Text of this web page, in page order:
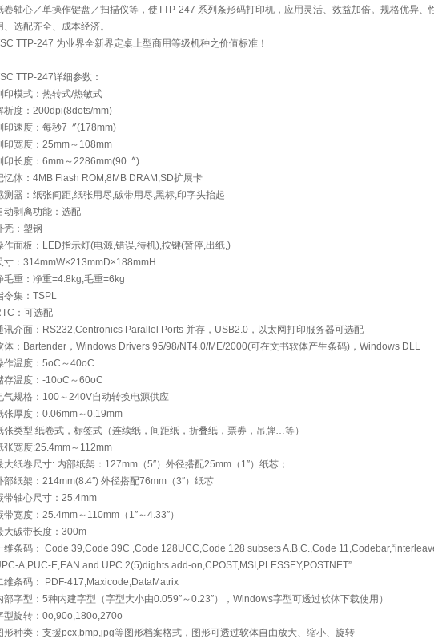
卷轴心／单操作键盘／扫描仪等，使TTP-247 系列条形码打印机，应用灵活、效益加倍。规格优异、
、选配齐全、成本经济。
TTP-247 为业界全新界定桌上型商用等级机种之价值标准！
TTP-247详细参数：
印模式：热转式/热敏式
析度：200dpi(8dots/mm)
印速度：每秒7〞(178mm)
印宽度：25mm～108mm
印长度：6mm～2286mm(90〞)
忆体：4MB Flash ROM,8MB DRAM,SD扩展卡
测器：纸张间距,纸张用尽,碳带用尽,黑标,印字头抬起
动剥离功能：选配
壳：塑钢
作面板：LED指示灯(电源,错误,待机),按键(暂停,出纸,)
寸：314mmW×213mmD×188mmH
毛重：净重=4.8kg,毛重=6kg
令集：TSPL
：可选配
讯介面：RS232,Centronics Parallel Ports 并存，USB2.0，以太网打印服务器可选配
体：Bartender，Windows Drivers 95/98/NT4.0/ME/2000(可在文书软体产生条码)，Windows DLL
作温度：5oC～40oC
存温度：-10oC～60oC
气规格：100～240V自动转换电源供应
张厚度：0.06mm～0.19mm
张类型:纸卷式，标签式（连续纸，间距纸，折叠纸，票券，吊牌…等）
张宽度:25.4mm～112mm
大纸卷尺寸: 内部纸架：127mm（5″）外径搭配25mm（1″）纸芯；
部纸架：214mm(8.4″) 外径搭配76mm（3″）纸芯
带轴心尺寸：25.4mm
带宽度：25.4mm～110mm（1″～4.33″）
大碳带长度：300m
维条码： Code 39,Code 39C ,Code 128UCC,Code 128 subsets A.B.C.,Code
A,PUC-E,EAN and UPC 2(5)dights add-on,CPOST,MSI,PLESSEY,POSTNET”
维条码： PDF-417,Maxicode,DataMatrix
部字型：5种内建字型（字型大小由0.059″～0.23″），Windows字型可透过软体下载使用）
型旋转：0o,90o,180o,270o
形种类：支援pcx,bmp,jpg等图形档案格式，图形可透过软体自由放大、缩小、旋转